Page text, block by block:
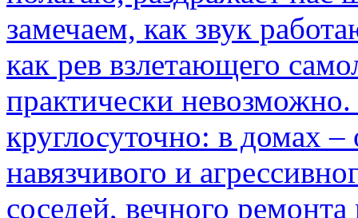
замечаем, как звук
как рев взлетающего
практически
круглосуточно: в домах
навязчивого и
соседей, вечного